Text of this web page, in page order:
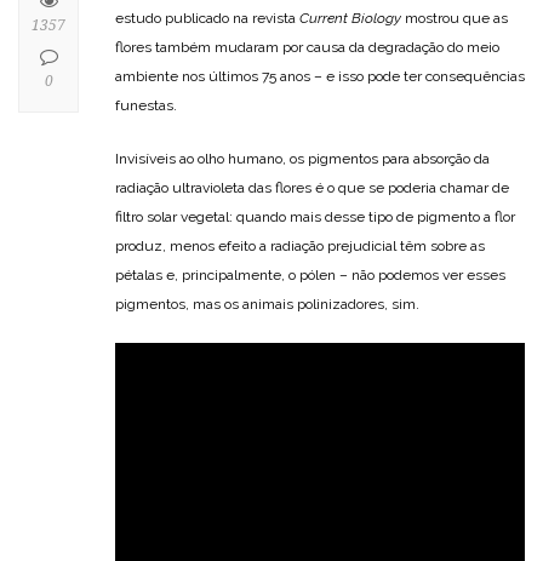
estudo publicado na revista Current Biology mostrou que as
flores também mudaram por causa da degradação do meio
ambiente nos últimos 75 anos – e isso pode ter consequências
funestas.
Invisíveis ao olho humano, os pigmentos para absorção da
radiação ultravioleta das flores é o que se poderia chamar de
filtro solar vegetal: quando mais desse tipo de pigmento a flor
produz, menos efeito a radiação prejudicial têm sobre as
pétalas e, principalmente, o pólen – não podemos ver esses
pigmentos, mas os animais polinizadores, sim.
1357
0